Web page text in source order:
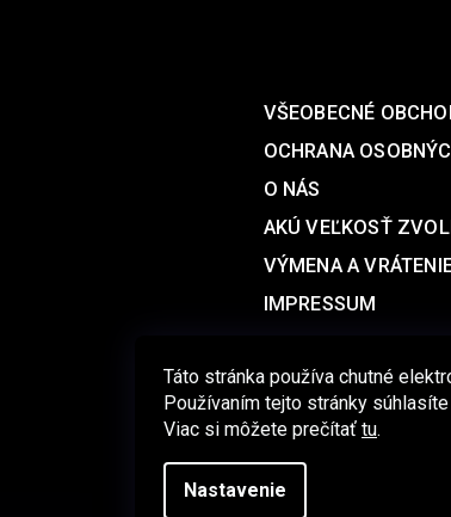
Táto stránka používa chutné
Používaním tejto stránky
Viac si môžete prečítať tu.
Nastavenie
VŠEOBECNÉ
OCHRANA
O NÁS
AKÚ VEĽKOSŤ
VÝMENA A
IMPRESSUM